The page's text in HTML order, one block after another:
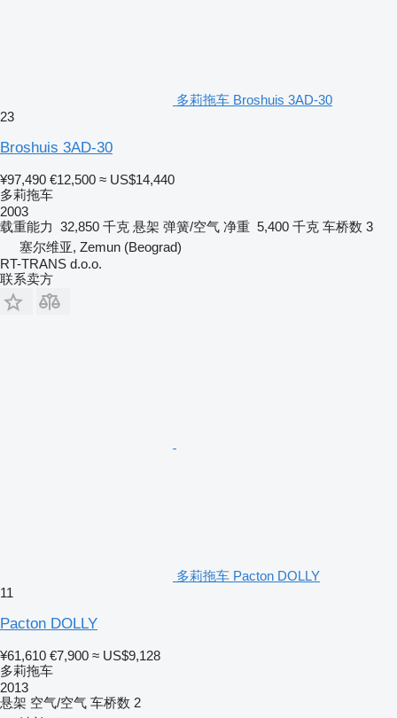
多莉拖车 Broshuis 3AD-30
23
Broshuis 3AD-30
¥97,490 €12,500 ≈ US$14,440
多莉拖车
2003
载重能力 32,850 千克 悬架 弹簧/空气 净重 5,400 千克 车桥数 3
塞尔维亚, Zemun (Beograd)
RT-TRANS d.o.o.
联系卖方
多莉拖车 Pacton DOLLY
11
Pacton DOLLY
¥61,610 €7,900 ≈ US$9,128
多莉拖车
2013
悬架 空气/空气 车桥数 2